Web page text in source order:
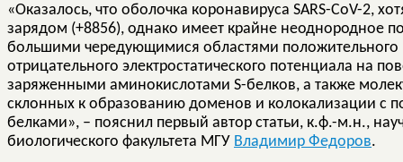
«Оказалось, что оболочка коронавируса SARS-CoV-2,
зарядом (+8856), однако имеет крайне неоднородное
большими чередующимися областями положительного
отрицательного электростатического потенциала на
заряженными аминокислотами S-белков, а также
склонных к образованию доменов и колокализации с
белками», – пояснил первый автор статьи, к.ф.-м.н.,
биологического факультета МГУ Владимир Федоров.